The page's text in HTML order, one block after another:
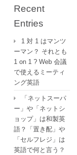
Recent
Entries
1 対 1 はマンツ
ーマン？ それとも
1 on 1 ? Web 会議
で使えるミーティ
ング英語
「ネットスーパ
ー」や「ネットシ
ョップ」は和製英
語？「置き配」や
「セルフレジ」は
英語で何と言う？